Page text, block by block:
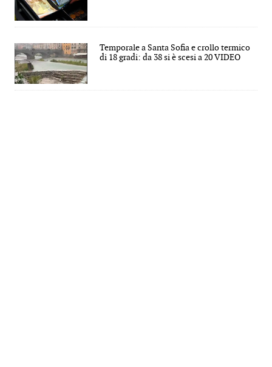
Temporale a Santa Sofia e crollo termico
di 18 gradi: da 38 si è scesi a 20 VIDEO